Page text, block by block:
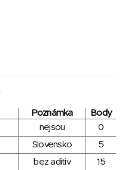
Poznámka
Body
nejsou
0
Slovensko
5
bez aditiv 15